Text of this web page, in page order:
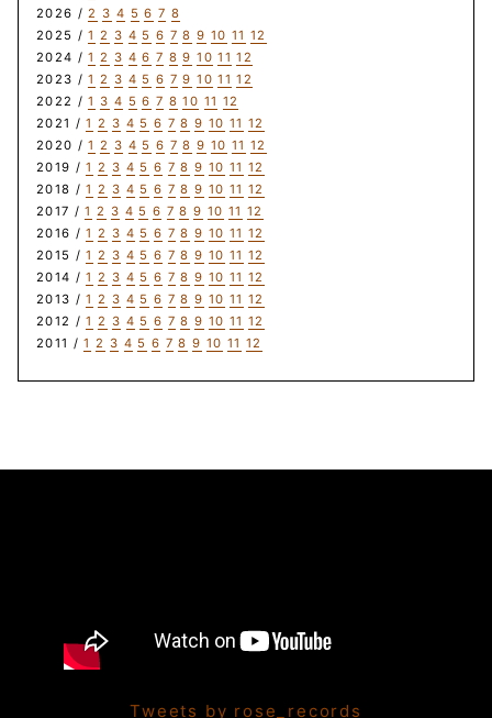
2026 /2 3 4 5 6 7 8
2025 /1 2 3 4 5 6 7 8 9 10 11 12
2024 /1 2 3 4 6 7 8 9 10 11 12
2023 /1 2 3 4 5 6 7 9 10 11 12
2022 /1 3 4 5 6 7 8 10 11 12
2021 /1 2 3 4 5 6 7 8 9 10 11 12
2020 /1 2 3 4 5 6 7 8 9 10 11 12
2019 /1 2 3 4 5 6 7 8 9 10 11 12
2018 /1 2 3 4 5 6 7 8 9 10 11 12
2017 /1 2 3 4 5 6 7 8 9 10 11 12
2016 /1 2 3 4 5 6 7 8 9 10 11 12
2015 /1 2 3 4 5 6 7 8 9 10 11 12
2014 /1 2 3 4 5 6 7 8 9 10 11 12
2013 /1 2 3 4 5 6 7 8 9 10 11 12
2012 /1 2 3 4 5 6 7 8 9 10 11 12
2011 /1 2 3 4 5 6 7 8 9 10 11 12
Tweets by rose_records